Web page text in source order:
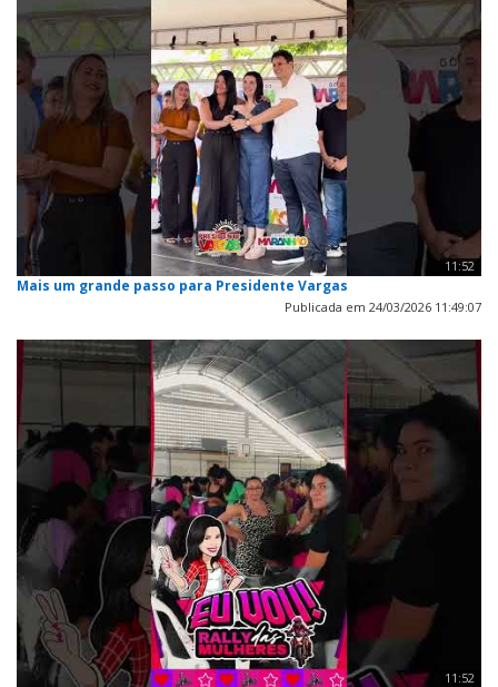
11:52
Mais um grande passo para Presidente Vargas
Publicada em 24/03/2026 11:49:07
11:52